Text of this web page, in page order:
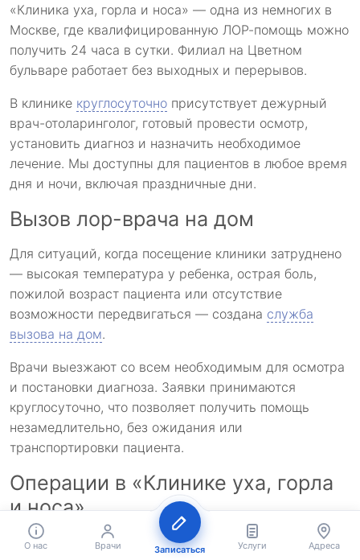
«Клиника уха, горла и носа» — одна из немногих в
Москве, где квалифицированную ЛОР-помощь можно
получить 24 часа в сутки. Филиал на Цветном
бульваре работает без выходных и перерывов.
В клинике круглосуточно присутствует дежурный
врач-отоларинголог, готовый провести осмотр,
установить диагноз и назначить необходимое
лечение. Мы доступны для пациентов в любое время
дня и ночи, включая праздничные дни.
Вызов лор-врача на дом
Для ситуаций, когда посещение клиники затруднено
— высокая температура у ребенка, острая боль,
пожилой возраст пациента или отсутствие
возможности передвигаться — создана служба
вызова на дом.
Врачи выезжают со всем необходимым для осмотра
и постановки диагноза. Заявки принимаются
круглосуточно, что позволяет получить помощь
незамедлительно, без ожидания или
транспортировки пациента.
Операции в «Клинике уха, горла
и носа»
Хирургическое направлениеохватывает все
О нас Врачи Записаться Услуги Адреса